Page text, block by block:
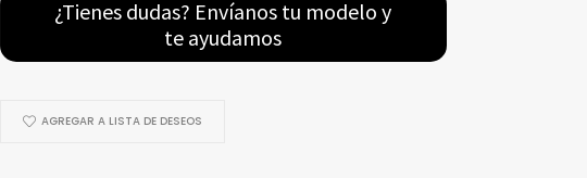
¿Tienes dudas? Envíanos tu modelo y
te ayudamos
AGREGAR A LISTA DE DESEOS